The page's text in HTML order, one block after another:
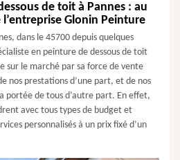
de toit à Pannes : au
Glonin Peinture
dans le 45700 depuis quelques
en peinture de dessous de toit
sur le marché par sa force de vente
nos prestations d’une part, et de nos
portée de tous d’autre part. En effet,
avec tous types de budget et
personnalisés à un prix fixé d’un